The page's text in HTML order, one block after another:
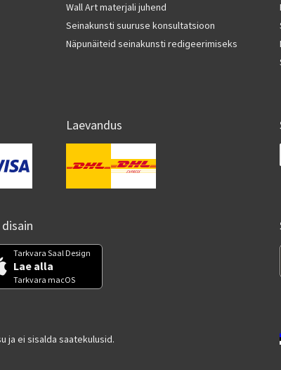
Wall Art materjali juhend
Seinakunsti suuruse konsultatsioon
Näpunäiteid seinakunsti redigeerimiseks
Laevandus
Tarkvara Saal Design
Lae alla
Tarkvara macOS
ja ei sisalda saatekulusid.